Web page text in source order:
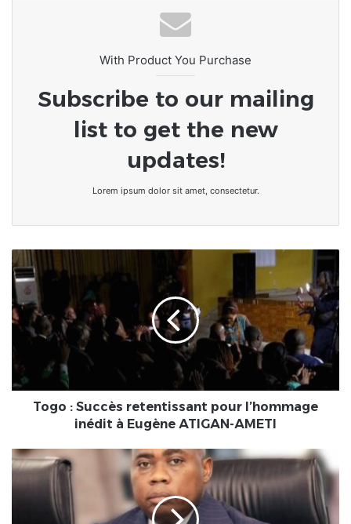
With Product You Purchase
Subscribe to our mailing
list to get the new
updates!
Lorem ipsum dolor sit amet, consectetur.
Togo
Succès
retentissant
pour
l’hommage
Eugène
ATIGAN-Togo : Succès retentissant pour l’hommage
inédit à Eugène ATIGAN-AMETI
Togo
•
Un